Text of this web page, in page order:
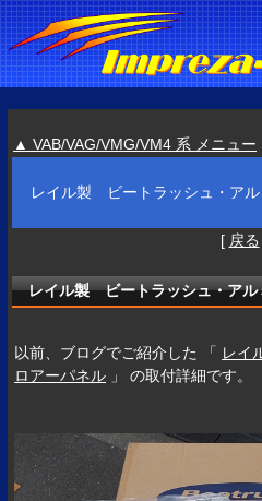
▲ VAB/VAG/VMG/VM4 系 メニュー
レイル製 ビートラッシュ・ア
[ 戻る
レイル製 ビートラッシュ・ア
以前、ブログでご紹介した 「 レイ
ロアーパネル 」 の取付詳細です。